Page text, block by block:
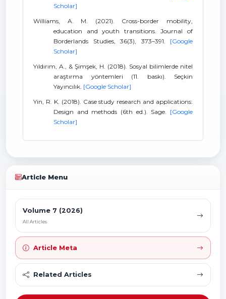
Scholar]
Williams, A. M. (2021). Cross-border mobility,
education and youth transitions. Journal of
Borderlands Studies, 36(3), 373–391. [Google
Scholar]
Yıldırım, A., & Şimşek, H. (2018). Sosyal bilimlerde nitel
araştırma yöntemleri (11. baskı). Seçkin
Yayıncılık. [Google Scholar]
Yin, R. K. (2018). Case study research and applications:
Design and methods (6th ed.). Sage. [Google
Scholar]
Article Menu
Volume 7 (2026)
All Articles
Article Meta
Related Articles